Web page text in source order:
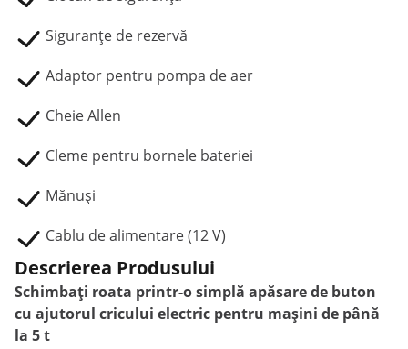
Siguranțe de rezervă
Adaptor pentru pompa de aer
Cheie Allen
Cleme pentru bornele bateriei
Mănuși
Cablu de alimentare (12 V)
Descrierea Produsului
Schimbați roata printr-o simplă apăsare de buton
cu ajutorul cricului electric pentru mașini de până
la 5 t